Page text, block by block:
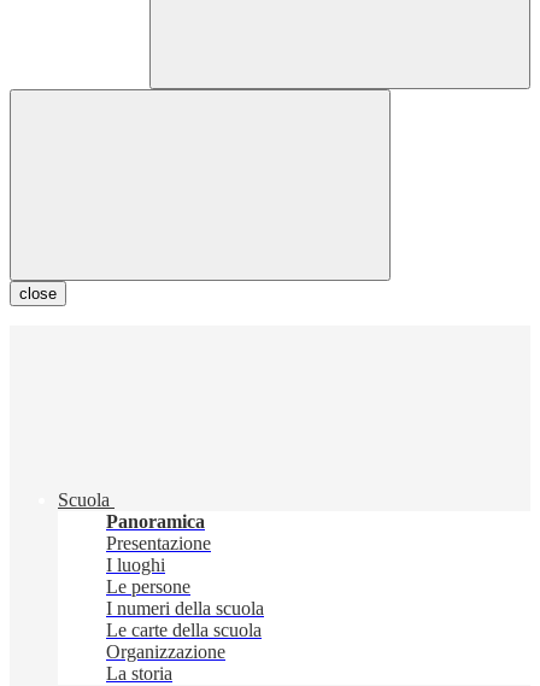
close
Scuola
Panoramica
Presentazione
I luoghi
Le persone
I numeri della scuola
Le carte della scuola
Organizzazione
La storia